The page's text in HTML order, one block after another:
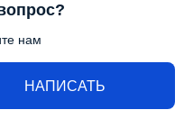
нам
НАПИСАТЬ